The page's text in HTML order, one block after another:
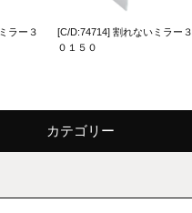
ラー３
[C/D:74714] 割れないミラー３
０１５０
カテゴリー